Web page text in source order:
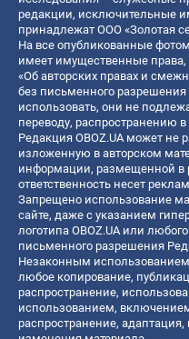
редакции, исключительные
принадлежат ООО «Золотая
На все опубликованные
имеет имущественные
«Об авторских правах и
без письменного
использовать, они не
переводу, распространению
Редакция OBOZ.UA может не
изложенную в авторском
информации, размещенной в
ответственность несет
Запрещено использование
сайте, даже с указанием
логотипа OBOZ.UA или
письменного разрешения
Незаконным использованием
любое копирование,
распространение,
использованием,
распространение,